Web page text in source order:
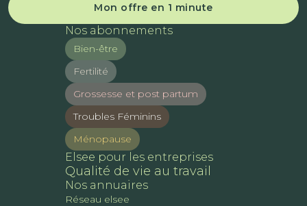
Mon offre en 1 minute
Nos abonnements
Bien-être
Fertilité
Grossesse et post partum
Troubles Féminins
Ménopause
Elsee pour les entreprises
Qualité de vie au travail
Nos annuaires
Réseau elsee